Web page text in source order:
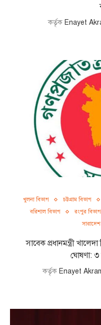
কর্তৃক Enayet
খুলনা বিভাগ চট্টগ্রাম বিভাগ
বরিশাল বিভাগ
রংপুর বিভাগ
সারাদেশ
সাবেক প্রধানমন্ত্রী
ঘোষণা: ৩
কর্তৃক Enayet